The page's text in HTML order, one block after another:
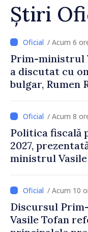
Știri
/ Acum 6
Prim-ministrul
a discutat cu
bulgar, Rumen
/ Acum 8
Politica fiscală
2027,
ministrul Vasile
stimularea
taxare mai/ Acum 10
Discursul
Vasile Tofan